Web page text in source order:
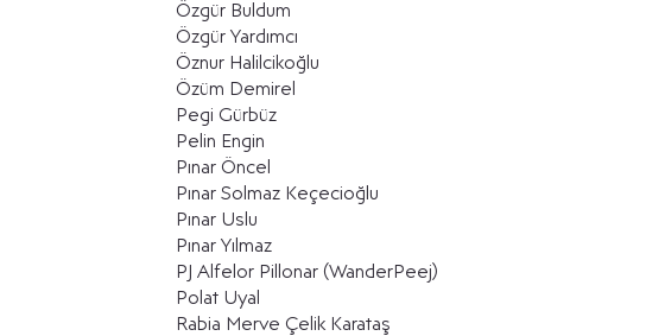
Özgür Buldum
Özgür Yardımcı
Öznur Halilcikoğlu
Özüm Demirel
Pegi Gürbüz
Pelin Engin
Pınar Öncel
Pınar Solmaz Keçecioğlu
Pınar Uslu
Pınar Yılmaz
PJ Alfelor Pillonar (WanderPeej)
Polat Uyal
Rabia Merve Çelik Karataş